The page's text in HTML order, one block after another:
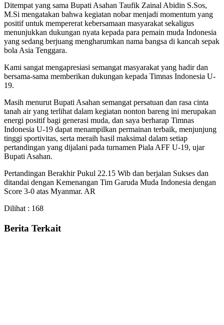
Ditempat yang sama Bupati Asahan Taufik Zainal Abidin S.Sos,
M.Si mengatakan bahwa kegiatan nobar menjadi momentum yang
positif untuk mempererat kebersamaan masyarakat sekaligus
menunjukkan dukungan nyata kepada para pemain muda Indonesia
yang sedang berjuang mengharumkan nama bangsa di kancah sepak
bola Asia Tenggara.
Kami sangat mengapresiasi semangat masyarakat yang hadir dan
bersama-sama memberikan dukungan kepada Timnas Indonesia U-
19.
Masih menurut Bupati Asahan semangat persatuan dan rasa cinta
tanah air yang terlihat dalam kegiatan nonton bareng ini merupakan
energi positif bagi generasi muda, dan saya berharap Timnas
Indonesia U-19 dapat menampilkan permainan terbaik, menjunjung
tinggi sportivitas, serta meraih hasil maksimal dalam setiap
pertandingan yang dijalani pada turnamen Piala AFF U-19, ujar
Bupati Asahan.
Pertandingan Berakhir Pukul 22.15 Wib dan berjalan Sukses dan
ditandai dengan Kemenangan Tim Garuda Muda Indonesia dengan
Score 3-0 atas Myanmar. AR
Dilihat : 168
Berita Terkait